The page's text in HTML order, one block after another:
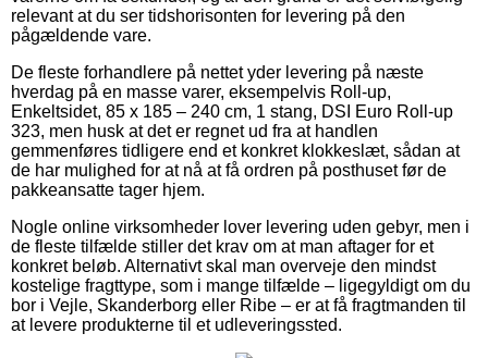
relevant at du ser tidshorisonten for levering på den
pågældende vare.
De fleste forhandlere på nettet yder levering på næste
hverdag på en masse varer, eksempelvis Roll-up,
Enkeltsidet, 85 x 185 – 240 cm, 1 stang, DSI Euro Roll-up
323, men husk at det er regnet ud fra at handlen
gemmenføres tidligere end et konkret klokkeslæt, sådan at
de har mulighed for at nå at få ordren på posthuset før de
pakkeansatte tager hjem.
Nogle online virksomheder lover levering uden gebyr, men i
de fleste tilfælde stiller det krav om at man aftager for et
konkret beløb. Alternativt skal man overveje den mindst
kostelige fragttype, som i mange tilfælde – ligegyldigt om du
bor i Vejle, Skanderborg eller Ribe – er at få fragtmanden til
at levere produkterne til et udleveringssted.